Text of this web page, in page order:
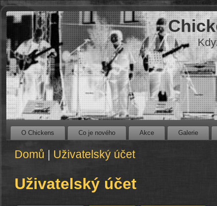
O Chickens Co je nového Akce Galerie
Domů Uživatelský účet
Uživatelský účet